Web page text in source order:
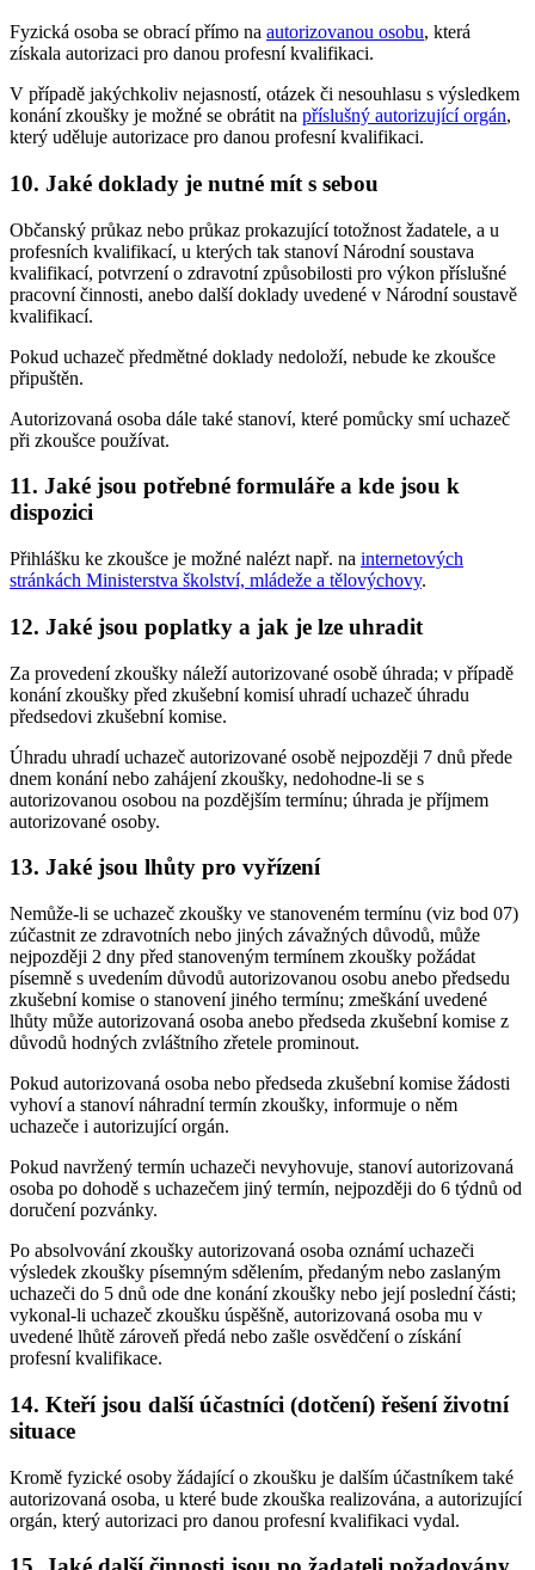
Fyzická osoba se obrací přímo na autorizovanou osobu, která
získala autorizaci pro danou profesní kvalifikaci.
V případě jakýchkoliv nejasností, otázek či nesouhlasu s výsledkem
konání zkoušky je možné se obrátit na příslušný autorizující orgán,
který uděluje autorizace pro danou profesní kvalifikaci.
10. Jaké doklady je nutné mít s sebou
Občanský průkaz nebo průkaz prokazující totožnost žadatele, a u
profesních kvalifikací, u kterých tak stanoví Národní soustava
kvalifikací, potvrzení o zdravotní způsobilosti pro výkon příslušné
pracovní činnosti, anebo další doklady uvedené v Národní soustavě
kvalifikací.
Pokud uchazeč předmětné doklady nedoloží, nebude ke zkoušce
připuštěn.
Autorizovaná osoba dále také stanoví, které pomůcky smí uchazeč
při zkoušce používat.
11. Jaké jsou potřebné formuláře a kde jsou k
dispozici
Přihlášku ke zkoušce je možné nalézt např. na internetových
stránkách Ministerstva školství, mládeže a tělovýchovy.
12. Jaké jsou poplatky a jak je lze uhradit
Za provedení zkoušky náleží autorizované osobě úhrada; v případě
konání zkoušky před zkušební komisí uhradí uchazeč úhradu
předsedovi zkušební komise.
Úhradu uhradí uchazeč autorizované osobě nejpozději 7 dnů přede
dnem konání nebo zahájení zkoušky, nedohodne-li se s
autorizovanou osobou na pozdějším termínu; úhrada je příjmem
autorizované osoby.
13. Jaké jsou lhůty pro vyřízení
Nemůže-li se uchazeč zkoušky ve stanoveném termínu (viz bod 07)
zúčastnit ze zdravotních nebo jiných závažných důvodů, může
nejpozději 2 dny před stanoveným termínem zkoušky požádat
písemně s uvedením důvodů autorizovanou osobu anebo předsedu
zkušební komise o stanovení jiného termínu; zmeškání uvedené
lhůty může autorizovaná osoba anebo předseda zkušební komise z
důvodů hodných zvláštního zřetele prominout.
Pokud autorizovaná osoba nebo předseda zkušební komise žádosti
vyhoví a stanoví náhradní termín zkoušky, informuje o něm
uchazeče i autorizující orgán.
Pokud navržený termín uchazeči nevyhovuje, stanoví autorizovaná
osoba po dohodě s uchazečem jiný termín, nejpozději do 6 týdnů od
doručení pozvánky.
Po absolvování zkoušky autorizovaná osoba oznámí uchazeči
výsledek zkoušky písemným sdělením, předaným nebo zaslaným
uchazeči do 5 dnů ode dne konání zkoušky nebo její poslední části;
vykonal-li uchazeč zkoušku úspěšně, autorizovaná osoba mu v
uvedené lhůtě zároveň předá nebo zašle osvědčení o získání
profesní kvalifikace.
14. Kteří jsou další účastníci (dotčení) řešení životní
situace
Kromě fyzické osoby žádající o zkoušku je dalším účastníkem také
autorizovaná osoba, u které bude zkouška realizována, a autorizující
orgán, který autorizaci pro danou profesní kvalifikaci vydal.